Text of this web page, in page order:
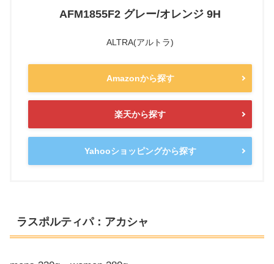
AFM1855F2 グレー/オレンジ 9H
ALTRA(アルトラ)
Amazonから探す
楽天から探す
Yahooショッピングから探す
ラスポルティパ：アカシャ